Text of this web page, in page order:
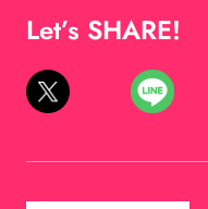
Let’s SHARE!